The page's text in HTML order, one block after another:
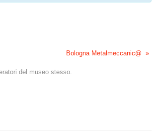
Bologna Metalmeccanic@ »
del museo stesso.